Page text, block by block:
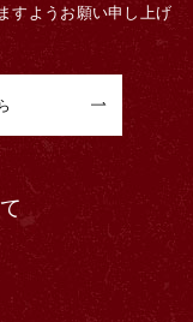
すようお願い申し上げ